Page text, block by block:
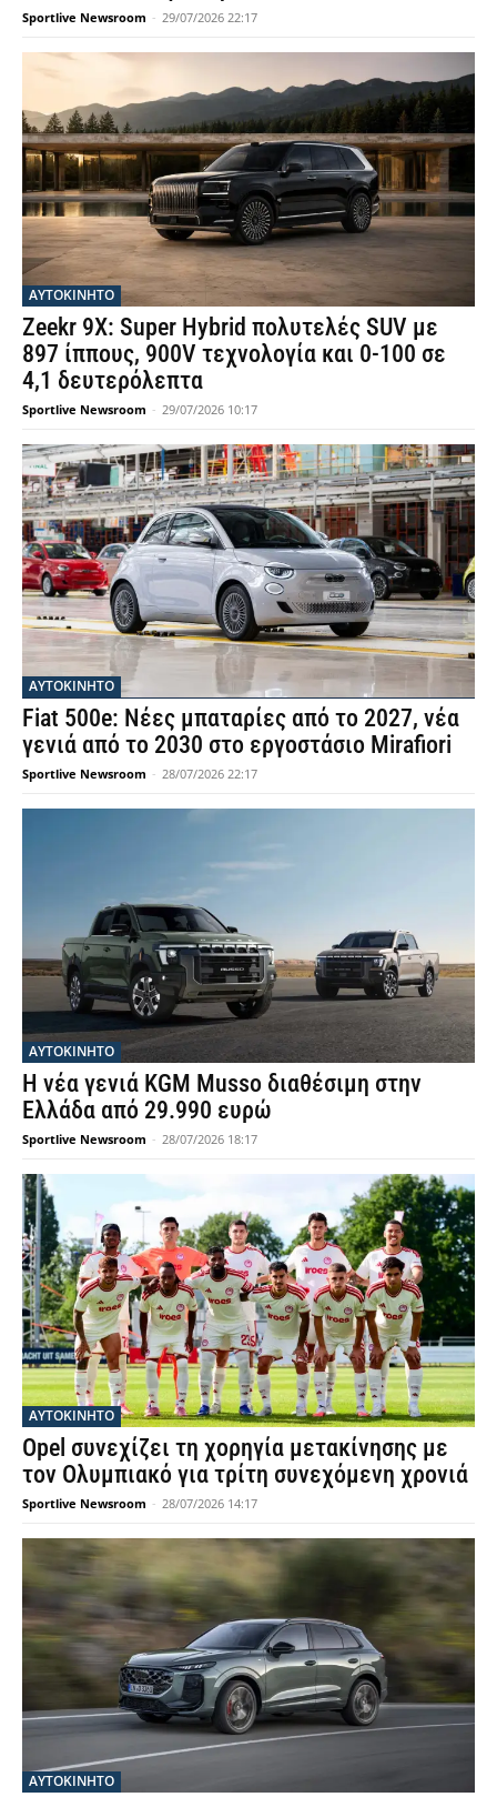
Sportlive Newsroom - 29/07/2026 22:17
ΑΥΤΟΚΙΝΗΤΟ
Zeekr 9X: Super Hybrid πολυτελές SUV με
897 ίππους, 900V τεχνολογία και 0-100 σε
4,1 δευτερόλεπτα
Sportlive Newsroom - 29/07/2026 10:17
ΑΥΤΟΚΙΝΗΤΟ
Fiat 500e: Νέες μπαταρίες από το 2027, νέα
γενιά από το 2030 στο εργοστάσιο Mirafiori
Sportlive Newsroom - 28/07/2026 22:17
ΑΥΤΟΚΙΝΗΤΟ
Η νέα γενιά KGM Musso διαθέσιμη στην
Ελλάδα από 29.990 ευρώ
Sportlive Newsroom - 28/07/2026 18:17
ΑΥΤΟΚΙΝΗΤΟ
Opel συνεχίζει τη χορηγία μετακίνησης με
τον Ολυμπιακό για τρίτη συνεχόμενη χρονιά
Sportlive Newsroom - 28/07/2026 14:17
ΑΥΤΟΚΙΝΗΤΟ